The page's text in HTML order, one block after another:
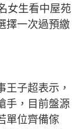
女生看中屋苑
擇一次過預繳
王子超表示，
手，目前盤源
單位齊備傢